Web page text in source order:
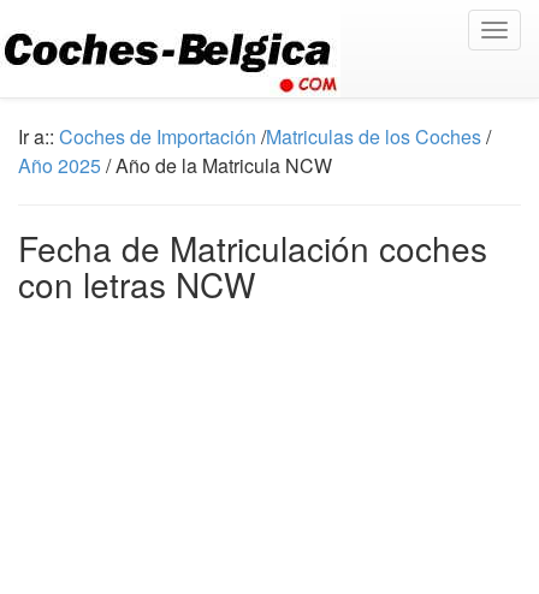
Ir a:: Coches de Importación /Matriculas de los Coches/
Año 2025/ Año de la Matricula NCW
Fecha de Matriculación coches
con letras NCW